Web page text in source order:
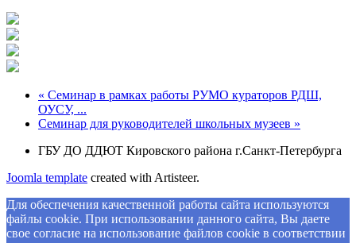
« Семинар в рамках работы РУМО кураторов РДШ,
ОУСУ, ...
Семинар для руководителей школьных музеев »
ГБУ ДО ДДЮТ Кировского района г.Санкт-Петербурга
Joomla template created with Artisteer.
Для обеспечения качественной работы сайта используются
файлы cookie. При использовании данного сайта, Вы даете
свое согласие на использование файлов cookie в соответствии